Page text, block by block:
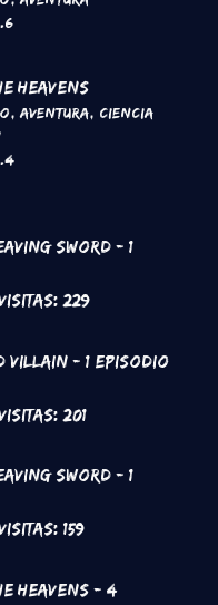
Heavens
,Aventura, Ciencia
Sword - 1
229
Villain - 1 Episodio
201
Sword - 1
159
Heavens - 4